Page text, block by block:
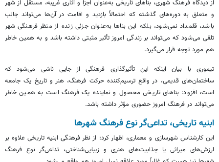
از دیدگاه فرهنگ شهری، بناهای تاریخی به‌عنوان اجزا و آثاری غریبه، مستقل از شهر
و متعلق به دوره‌های گذشته که احتمالاً بازدید و اقامت در آن‌ها می‌تواند جالب
باشد، قلمداد نمی‌شود، بلکه این بناها به‌عنوان جزئی زنده از منظر فرهنگی شهر
تلقی می‌شود که می‌تواند بر زندگی امروز تأثیر مثبتی داشته باشد و به همین خاطر
هم مورد توجه قرار می‌گیرد.
تیموری با بیان اینکه این تأثیرگذاری فرهنگی از جایی ناشی می‌شود که
ساختمان‌های قدیمی، در واقع ترسیم‌کننده حرکت فرهنگ، هنر و تاریخ یک جامعه
است، افزود: بناهای تاریخی محصول و نماینده یک فرهنگ است به همین خاطر
می‌تواند در فرهنگ امروز حضوری مؤثر داشته باشد.
ابنیه تاریخی، تداعی‌گر نوع فرهنگ شهرها
این کارشناس شهرسازی و معماری، اظهار کرد: از نظر فرهنگی ابنیه تاریخی علاوه بر
ارزش‌های میراثی یا جذابیت‌های هنری و زیبایی‌شناختی، تداعی‌گر نوع فرهنگ